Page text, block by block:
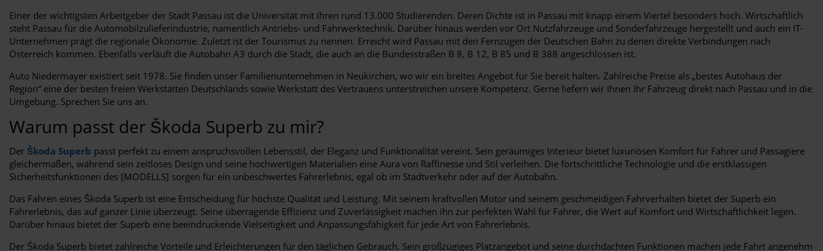
Einer der wichtigsten Arbeitgeber der Stadt Passau ist die Universität mit ihren rund 13.000 Studierenden. Deren Dichte ist in Passau mit knapp einem Viertel besonders hoch. Wirtschaftlich
steht Passau für die Automobilzulieferindustrie, namentlich Antriebs- und Fahrwerktechnik. Darüber hinaus werden vor Ort Nutzfahrzeuge und Sonderfahrzeuge hergestellt und auch ein IT-
Unternehmen prägt die regionale Ökonomie. Zuletzt ist der Tourismus zu nennen. Erreicht wird Passau mit den Fernzügen der Deutschen Bahn zu denen direkte Verbindungen nach
Österreich kommen. Ebenfalls verläuft die Autobahn A3 durch die Stadt, die auch an die Bundesstraßen B 8, B 12, B 85 und B 388 angeschlossen ist.
Auto Niedermayer existiert seit 1978. Sie finden unser Familienunternehmen in Neukirchen, wo wir ein breites Angebot für Sie bereit halten. Zahlreiche Preise als „bestes Autohaus der
Region“ eine der besten freien Werkstätten Deutschlands sowie Werkstatt des Vertrauens unterstreichen unsere Kompetenz. Gerne liefern wir Ihnen Ihr Fahrzeug direkt nach Passau und in die
Umgebung. Sprechen Sie uns an.
Warum passt der Škoda Superb zu mir?
Der Škoda Superb passt perfekt zu einem anspruchsvollen Lebensstil, der Eleganz und Funktionalität vereint. Sein geräumiges Interieur bietet luxuriösen Komfort für Fahrer und Passagiere
gleichermaßen, während sein zeitloses Design und seine hochwertigen Materialien eine Aura von Raffinesse und Stil verleihen. Die fortschrittliche Technologie und die erstklassigen
Sicherheitsfunktionen des [MODELLS] sorgen für ein unbeschwertes Fahrerlebnis, egal ob im Stadtverkehr oder auf der Autobahn.
Das Fahren eines Škoda Superb ist eine Entscheidung für höchste Qualität und Leistung. Mit seinem kraftvollen Motor und seinem geschmeidigen Fahrverhalten bietet der Superb ein
Fahrerlebnis, das auf ganzer Linie überzeugt. Seine überragende Effizienz und Zuverlässigkeit machen ihn zur perfekten Wahl für Fahrer, die Wert auf Komfort und Wirtschaftlichkeit legen.
Darüber hinaus bietet der Superb eine beeindruckende Vielseitigkeit und Anpassungsfähigkeit für jede Art von Fahrerlebnis.
Der Škoda Superb bietet zahlreiche Vorteile und Erleichterungen für den täglichen Gebrauch. Sein großzügiges Platzangebot und seine durchdachten Funktionen machen jede Fahrt angenehm